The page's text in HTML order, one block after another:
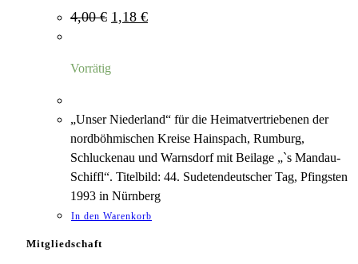
4,00€ Ursprünglicher
Preis
1,18 €Aktueller
Preis
Vorrätig
„Unser Niederland“ für die Heimatvertriebenen der
nordböhmischen Kreise Hainspach, Rumburg,
Schluckenau und Warnsdorf mit Beilage „`s Mandau-
Schiffl“. Titelbild: 44. Sudetendeutscher Tag, Pfingsten
1993 in Nürnberg
In den Warenkorb
Mitgliedschaft